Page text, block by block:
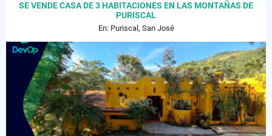
SE VENDE CASA DE 3 HABITACIONES EN LAS MONTAÑAS DE
PURISCAL
En: Puriscal, San José